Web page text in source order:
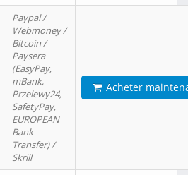
Paypal /
Webmoney /
Bitcoin /
Paysera
(EasyPay,
mBank,
Przelewy24,
SafetyPay,
EUROPEAN
Bank
Transfer) /
Skrill
Acheter